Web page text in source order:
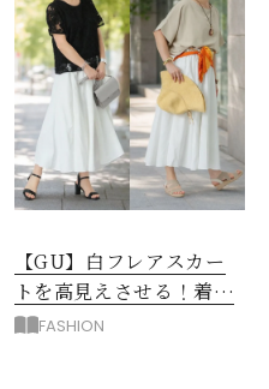
【GU】白フレアスカー
トを高見えさせる！着映
えトップス＆羽織り3選
FASHION